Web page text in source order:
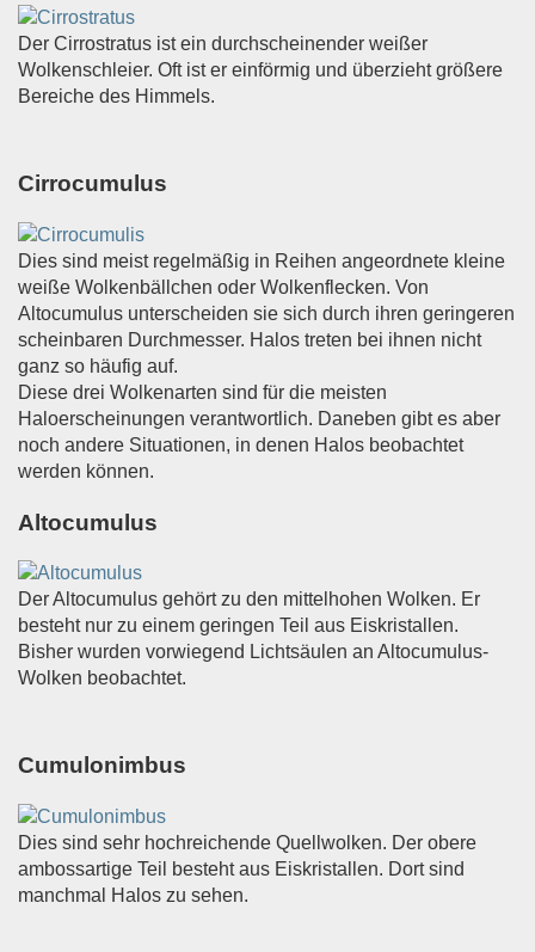
Der Cirrostratus ist ein durchscheinender weißer
Wolkenschleier. Oft ist er einförmig und überzieht größere
Bereiche des Himmels.
Cirrocumulus
Dies sind meist regelmäßig in Reihen angeordnete kleine
weiße Wolkenbällchen oder Wolkenflecken. Von
Altocumulus unterscheiden sie sich durch ihren geringeren
scheinbaren Durchmesser. Halos treten bei ihnen nicht
ganz so häufig auf.
Diese drei Wolkenarten sind für die meisten
Haloerscheinungen verantwortlich. Daneben gibt es aber
noch andere Situationen, in denen Halos beobachtet
werden können.
Altocumulus
Der Altocumulus gehört zu den mittelhohen Wolken. Er
besteht nur zu einem geringen Teil aus Eiskristallen.
Bisher wurden vorwiegend Lichtsäulen an Altocumulus-
Wolken beobachtet.
Cumulonimbus
Dies sind sehr hochreichende Quellwolken. Der obere
ambossartige Teil besteht aus Eiskristallen. Dort sind
manchmal Halos zu sehen.